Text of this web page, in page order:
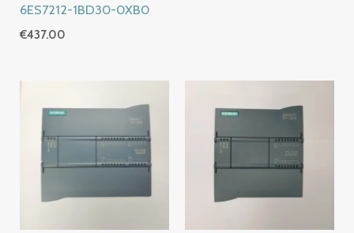
6ES7212-1BD30-0XB0
€437.00